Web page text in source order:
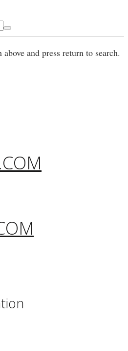
and press return to search.